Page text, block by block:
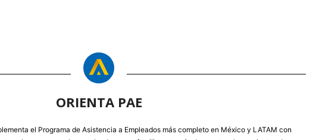
ORIENTA PAE
el Programa de Asistencia a Empleados más completo en México y LATAM con